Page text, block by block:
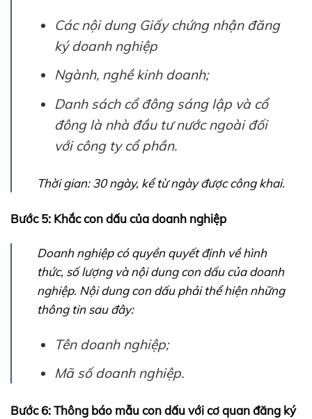
Các nội dung Giấy chứng nhận đăng
ký doanh nghiệp
Ngành, nghề kinh doanh;
Danh sách cổ đông sáng lập và cổ
đông là nhà đầu tư nước ngoài đối
với công ty cổ phần.
Thời gian: 30 ngày, kể từ ngày được công khai.
Bước 5: Khắc con dấu của doanh nghiệp
Doanh nghiệp có quyền quyết định về hình
thức, số lượng và nội dung con dấu của doanh
nghiệp. Nội dung con dấu phải thể hiện những
thông tin sau đây:
Tên doanh nghiệp;
Mã số doanh nghiệp.
Bước 6: Thông báo mẫu con dấu với cơ quan đăng ký